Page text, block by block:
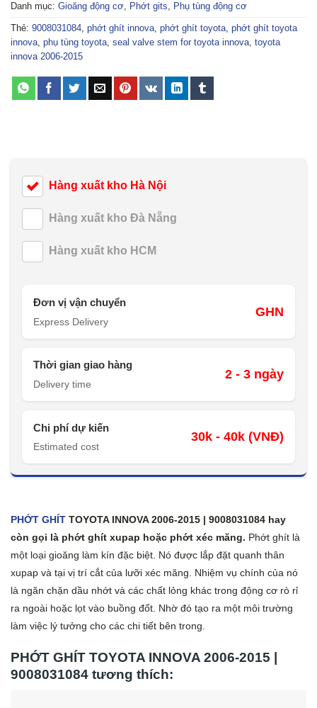
Danh mục: Gioăng động cơ, Phớt gits, Phụ tùng động cơ
Thẻ: 9008031084, phớt ghít innova, phớt ghít toyota, phớt ghít toyota
innova, phụ tùng toyota, seal valve stem for toyota innova, toyota
innova 2006-2015
Hàng xuất kho Hà Nội
Hàng xuất kho Đà Nẵng
Hàng xuất kho HCM
Đơn vị vận chuyển
Express Delivery
GHN
Thời gian giao hàng
Delivery time
2 - 3 ngày
Chi phí dự kiến
Estimated cost
30k - 40k (VNĐ)
PHỚT GHÍT TOYOTA INNOVA 2006-2015 | 9008031084 hay
còn gọi là phớt ghít xupap hoặc phớt xéc măng. Phớt ghít là
một loại gioăng làm kín đặc biệt. Nó được lắp đặt quanh thân
xupap và tại vị trí cắt của lưỡi xéc măng. Nhiệm vụ chính của nó
là ngăn chặn dầu nhớt và các chất lỏng khác trong động cơ rò rỉ
ra ngoài hoặc lọt vào buồng đốt. Nhờ đó tạo ra một môi trường
làm việc lý tưởng cho các chi tiết bên trong.
PHỚT GHÍT TOYOTA INNOVA 2006-2015 |
9008031084 tương thích: